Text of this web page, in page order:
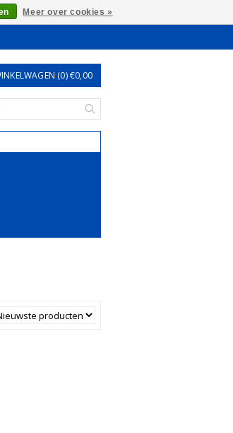
(0) €0,00
Meer over cookies »